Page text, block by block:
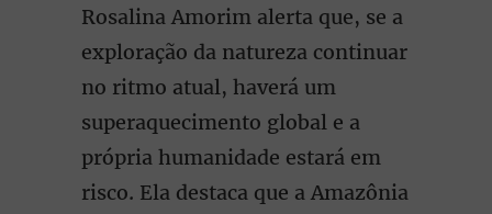
Rosalina Amorim alerta que, se a
exploração da natureza continuar
no ritmo atual, haverá um
superaquecimento global e a
própria humanidade estará em
risco. Ela destaca que a Amazônia